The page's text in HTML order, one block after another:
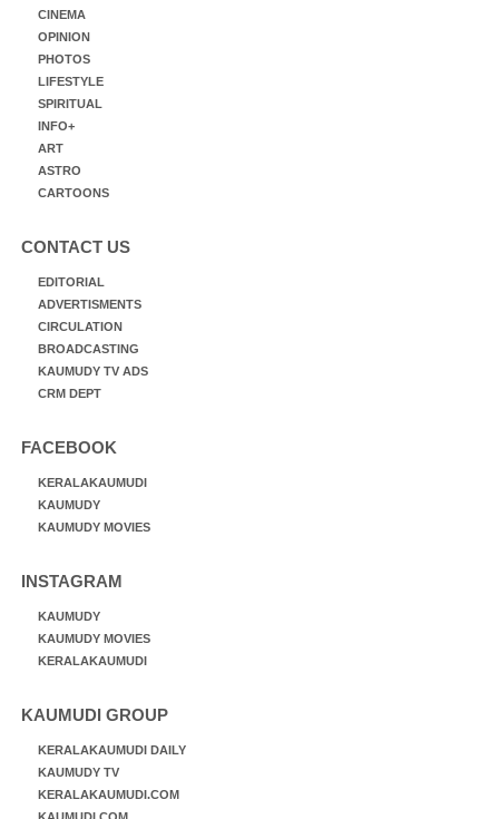
CINEMA
OPINION
PHOTOS
LIFESTYLE
SPIRITUAL
INFO+
ART
ASTRO
CARTOONS
CONTACT US
EDITORIAL
ADVERTISMENTS
CIRCULATION
BROADCASTING
KAUMUDY TV ADS
CRM DEPT
FACEBOOK
KERALAKAUMUDI
KAUMUDY
KAUMUDY MOVIES
INSTAGRAM
KAUMUDY
KAUMUDY MOVIES
KERALAKAUMUDI
KAUMUDI GROUP
KERALAKAUMUDI DAILY
KAUMUDY TV
KERALAKAUMUDI.COM